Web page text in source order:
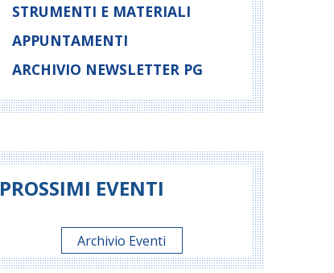
STRUMENTI E MATERIALI
APPUNTAMENTI
ARCHIVIO NEWSLETTER PG
PROSSIMI EVENTI
Archivio Eventi